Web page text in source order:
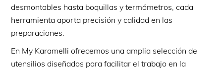
desmontables hasta boquillas y termómetros, cada
herramienta aporta precisión y calidad en las
preparaciones.
En My Karamelli ofrecemos una amplia selección de
utensilios diseñados para facilitar el trabajo en la